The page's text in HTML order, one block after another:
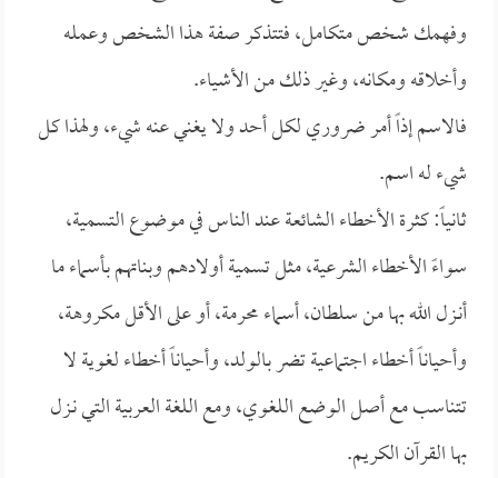
وفهمك شخص متكامل، فتتذكر صفة هذا الشخص وعمله
وأخلاقه ومكانه، وغير ذلك من الأشياء.
فالاسم إذاً أمر ضروري لكل أحد ولا يغني عنه شيء، ولهذا كل
شيء له اسم.
ثانياً: كثرة الأخطاء الشائعة عند الناس في موضوع التسمية،
سواءً الأخطاء الشرعية، مثل تسمية أولادهم وبناتهم بأسماء ما
أنـزل الله بها من سلطان، أسماء محرمة، أو على الأقل مكروهة،
وأحياناً أخطاء اجتماعية تضر بالولد، وأحياناً أخطاء لغوية لا
تتناسب مع أصل الوضع اللغوي، ومع اللغة العربية التي نـزل
بها القرآن الكريم.